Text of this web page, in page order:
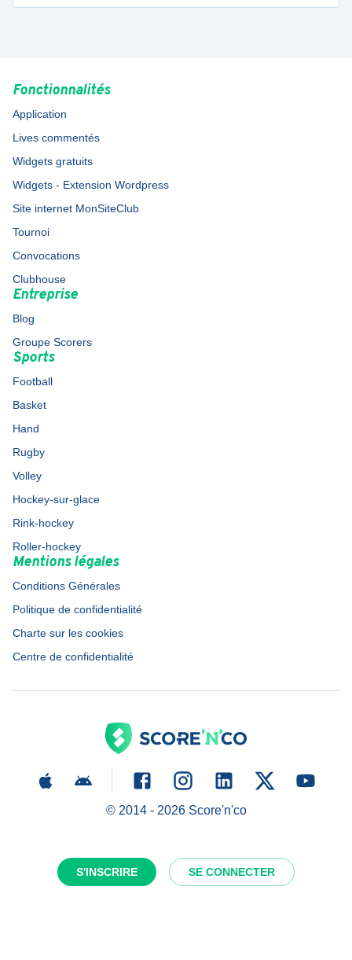
S'INSCRIRE SE CONNECTER
Fonctionnalités
Application
Lives commentés
Widgets gratuits
Widgets - Extension Wordpress
Site internet MonSiteClub
Tournoi
Convocations
Clubhouse
Entreprise
Blog
Groupe Scorers
Sports
Football
Basket
Hand
Rugby
Volley
Hockey-sur-glace
Rink-hockey
Roller-hockey
Mentions légales
Conditions Générales
Politique de confidentialité
Charte sur les cookies
Centre de confidentialité
© 2014 - 2026Score'n'co